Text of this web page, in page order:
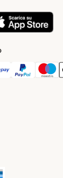
Method
Payment Method
Payment
PayPal.
Method
Method